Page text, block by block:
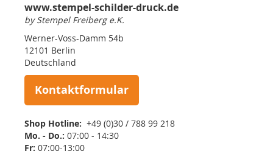
www.stempel-schilder-druck.de
by Stempel Freiberg e.K.
Werner-Voss-Damm 54b
12101 Berlin
Deutschland
Kontaktformular
Shop Hotline: +49 (0)30 / 788 99 218
Mo. - Do.: 07:00 - 14:30
Fr: 07:00-13:00